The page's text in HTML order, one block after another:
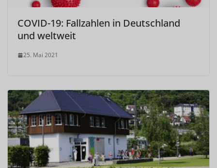
COVID-19: Fallzahlen in Deutschland
und weltweit
25. Mai 2021